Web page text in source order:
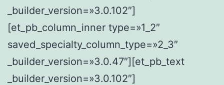
_builder_version=»3.0.102″]
[et_pb_column_inner type=»1_2″
saved_specialty_column_type=»2_3″
_builder_version=»3.0.47″][et_pb_text
_builder_version=»3.0.102″]